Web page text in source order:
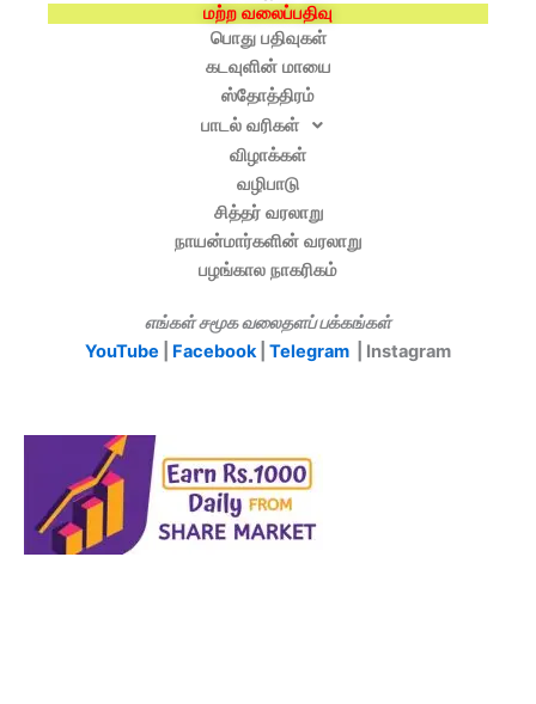
மற்ற வலைப்பதிவு
பொது பதிவுகள்
கடவுளின் மாயை
ஸ்தோத்திரம்
பாடல் வரிகள்
விழாக்கள்
வழிபாடு
சித்தர் வரலாறு
நாயன்மார்களின் வரலாறு
பழங்கால நாகரிகம்
எங்கள் சமூக வலைதளப் பக்கங்கள்
YouTube
Facebook Telegram | Instagram